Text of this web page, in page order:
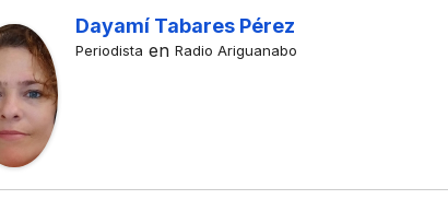
2026
reconocimien
Dayamí Tabares Pérez
Periodista en Radio Ariguanabo